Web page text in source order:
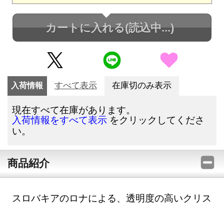
カートに入れる(読込中...)
入荷情報 すべて表示 在庫切のみ表示
現在すべて在庫があります。
入荷情報をすべて表示 をクリックしてくださ
い。
商品紹介
スロバキアのロナによる、透明度の高いクリス